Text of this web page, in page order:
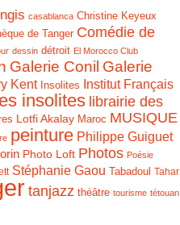
casablanca Christine Keyeux
de Tanger Comédie de
dessin détroit El Morocco Club
Galerie Conil Galerie
Kent Insolites
Institut Français
les insolites librairie des
Lotfi Akalay Maroc MUSIQUE
peinture Philippe Guiguet
Photo Loft Photos Poésie
Stéphanie Gaou Tabadoul Tahar
tanjazz théâtre tourisme tétouan